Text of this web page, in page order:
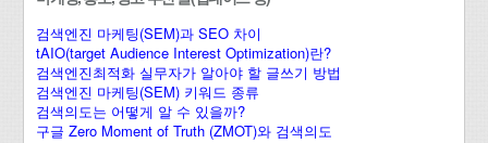
검색엔진 마케팅(SEM)과 SEO 차이
tAIO(target Audience Interest Optimization)란?
검색엔진최적화 실무자가 알아야 할 글쓰기 방법
검색엔진 마케팅(SEM) 키워드 종류
검색의도는 어떻게 알 수 있을까?
구글 Zero Moment of Truth (ZMOT)와 검색의도